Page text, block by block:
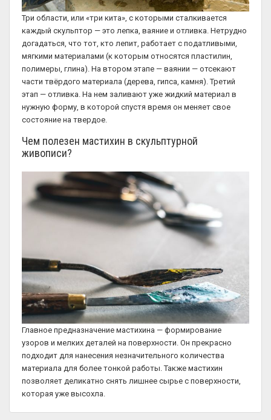
Три области, или «три кита», с которыми сталкивается
каждый скульптор — это лепка, ваяние и отливка. Нетрудно
догадаться, что тот, кто лепит, работает с податливыми,
мягкими материалами (к которым относятся пластилин,
полимеры, глина). На втором этапе — ваянии — отсекают
части твёрдого материала (дерева, гипса, камня). Третий
этап — отливка. На нем заливают уже жидкий материал в
нужную форму, в которой спустя время он меняет свое
состояние на твердое.
Чем полезен мастихин в скульптурной
живописи?
Главное предназначение мастихина — формирование
узоров и мелких деталей на поверхности. Он прекрасно
подходит для нанесения незначительного количества
материала для более тонкой работы. Также мастихин
позволяет деликатно снять лишнее сырье с поверхности,
которая уже высохла.